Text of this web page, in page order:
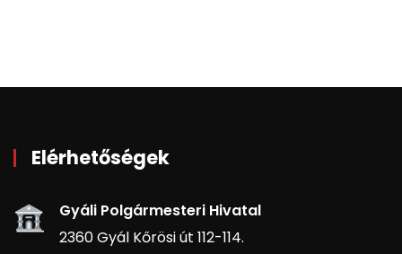
Elérhetőségek
Gyáli Polgármesteri Hivatal
2360 Gyál Kőrösi út 112-114.